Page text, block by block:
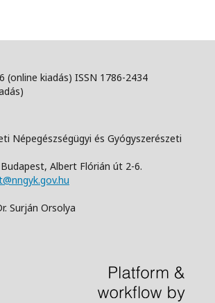
(online kiadás) ISSN 1786-2434
Népegészségügyi és Gyógyszerészeti
Albert Flórián út 2-6.
Surján Orsolya